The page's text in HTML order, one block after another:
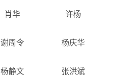
肖华 许杨
谢周令 杨庆华
杨静文 张洪斌